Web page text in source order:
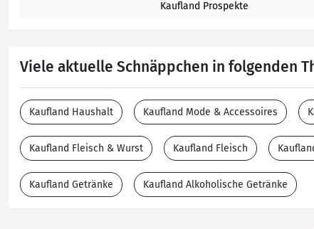
Kaufland Prospekte
Viele aktuelle Schnäppchen in folgenden
Kaufland Haushalt Kaufland Mode & Accessoires
Kaufland Fleisch & Wurst Kaufland Fleisch
Kaufland Getränke Kaufland Alkoholische Getränke